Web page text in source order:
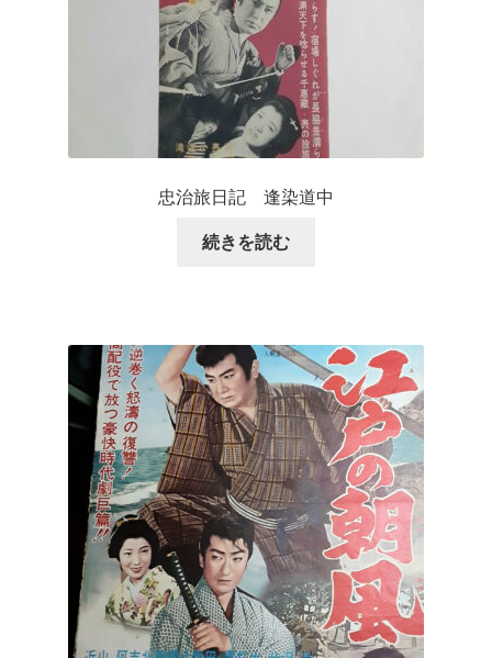
忠治旅日記 逢染道中
続きを読む